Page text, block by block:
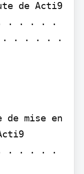
de Acti9
. . . . . .
. . . . .
de mise en
. . . . . .